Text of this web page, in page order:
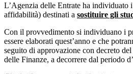
L’Agenzia delle Entrate ha
affidabilità) destinati a sostituire gli
Con il provvedimento si individuano i
essere elaborati quest’anno e che
seguito di approvazione con decreto
delle Finanze, a decorrere dal periodo